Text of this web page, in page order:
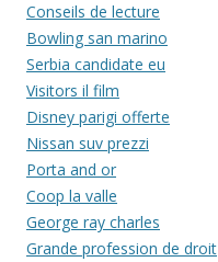
Conseils de lecture
Bowling san marino
Serbia candidate eu
Visitors il film
Disney parigi offerte
Nissan suv prezzi
Porta and or
Coop la valle
George ray charles
Grande profession de droit